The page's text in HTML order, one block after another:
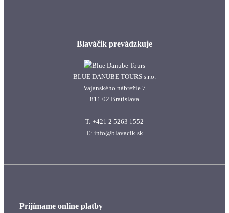
Blaváčik prevádzkuje
BLUE DANUBE TOURS s.r.o.
Vajanského nábrežie 7
811 02 Bratislava
T: +421 2 5263 1552
E: info@blavacik.sk
Prijímame online platby